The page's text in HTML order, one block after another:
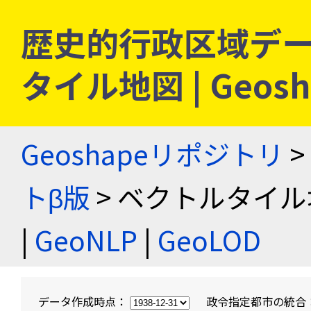
歴史的行政区域デ
タイル地図 |
Geoshapeリポジトリ >
トβ版 > ベクトルタイ
| GeoNLP | GeoLOD
データ作成時点： 政令指定都市の統